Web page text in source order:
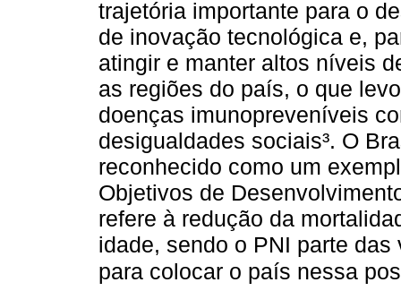
trajetória importante para o
de inovação tecnológica e,
atingir e manter altos níveis
as regiões do país, o que
doenças imunopreveníveis
desigualdades sociais³. O
reconhecido como um
Objetivos de
refere à redução da
idade, sendo o PNI parte
para colocar o país nessa